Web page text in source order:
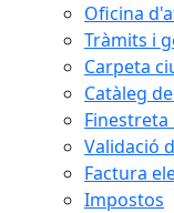
Oficina
Tràmits i
Carpeta
Catàleg
Finestreta
Validació
Factura
Impostos